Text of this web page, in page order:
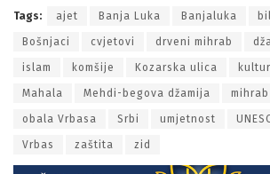
Tags: ajet Banja Luka Banjaluka
Bošnjaci cvjetovi drveni mihrab
islam komšije Kozarska ulica
Mahala Mehdi-begova džamija mihrab
obala Vrbasa Srbi umjetnost
Vrbas zaštita zid